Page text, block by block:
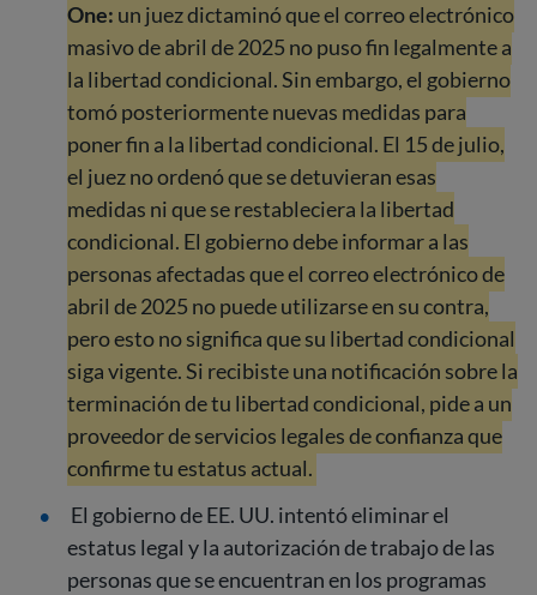
One: un juez dictaminó que el correo electrónico
masivo de abril de 2025 no puso fin legalmente a
la libertad condicional. Sin embargo, el gobierno
tomó posteriormente nuevas medidas para
poner fin a la libertad condicional. El 15 de julio,
el juez no ordenó que se detuvieran esas
medidas ni que se restableciera la libertad
condicional. El gobierno debe informar a las
personas afectadas que el correo electrónico de
abril de 2025 no puede utilizarse en su contra,
pero esto no significa que su libertad condicional
siga vigente. Si recibiste una notificación sobre la
terminación de tu libertad condicional, pide a un
proveedor de servicios legales de confianza que
confirme tu estatus actual.
El gobierno de EE. UU. intentó eliminar el
estatus legal y la autorización de trabajo de las
personas que se encuentran en los programas